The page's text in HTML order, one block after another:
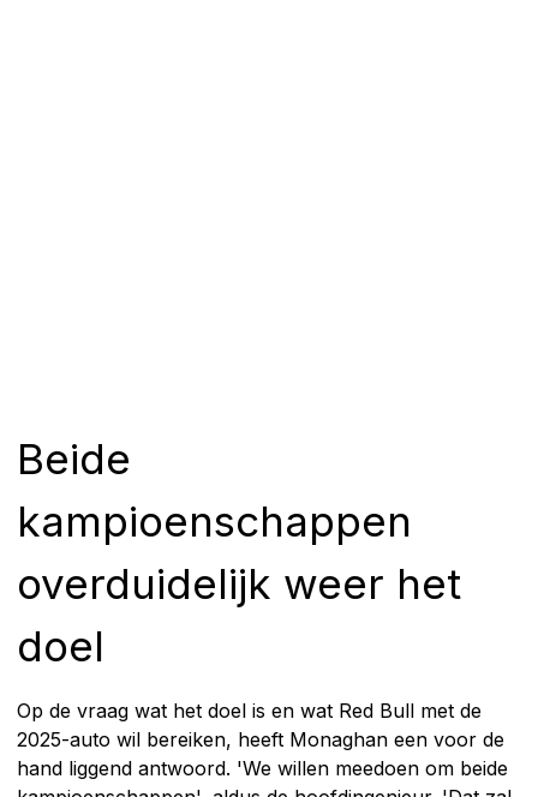
Beide
kampioenschappen
overduidelijk weer het
doel
Op de vraag wat het doel is en wat Red Bull met de
2025-auto wil bereiken, heeft Monaghan een voor de
hand liggend antwoord. 'We willen meedoen om beide